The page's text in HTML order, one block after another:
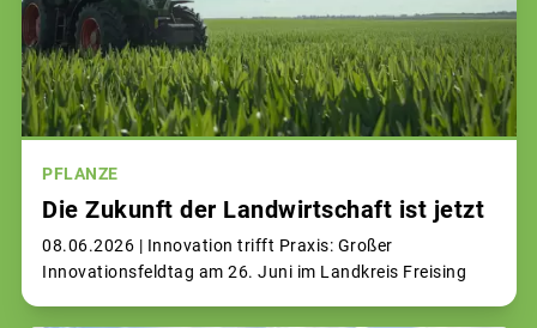
PFLANZE
Die Zukunft der Landwirtschaft ist jetzt
08.06.2026 | Innovation trifft Praxis: Großer
Innovationsfeldtag am 26. Juni im Landkreis Freising